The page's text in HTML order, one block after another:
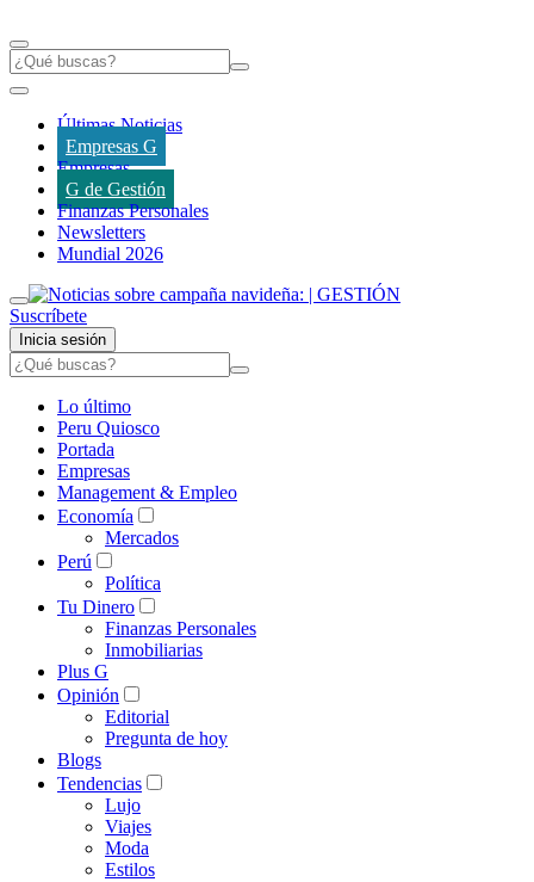
Últimas Noticias
Empresas G
Empresas
G de Gestión
Finanzas Personales
Newsletters
Mundial 2026
Suscríbete
Inicia sesión
Lo último
Peru Quiosco
Portada
Empresas
Management & Empleo
Economía
Mercados
Perú
Política
Tu Dinero
Finanzas Personales
Inmobiliarias
Plus G
Opinión
Editorial
Pregunta de hoy
Blogs
Tendencias
Lujo
Viajes
Moda
Estilos